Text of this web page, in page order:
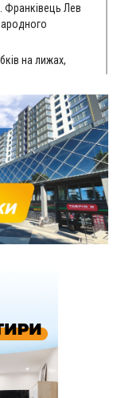
Франківець Лев
на лижах,
три дні
на атаки на
рідну Коломию з
Яремче
хлопчика: суд
посуха - рівні
поліція
за 120
20 млн грн
розшукали